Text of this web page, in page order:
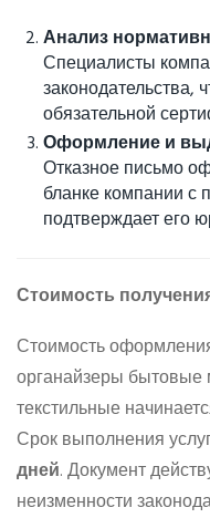
Анализ
Специалисты
законодательства,
обязательной
Оформление и
Отказное письмо
бланке компании с
подтверждает его
Стоимость
Стоимость
органайзеры бытовые
текстильные
Срок выполнения
дней. Документ
неизменности